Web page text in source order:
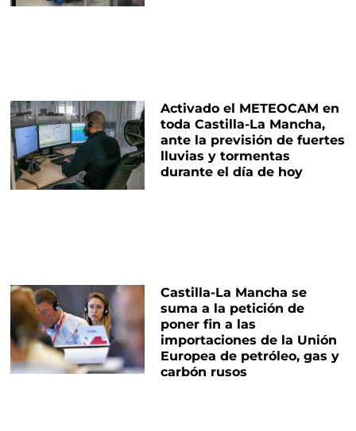
Activado el METEOCAM en
toda Castilla-La Mancha,
ante la previsión de fuertes
lluvias y tormentas
durante el día de hoy
Castilla-La Mancha se
suma a la petición de
poner fin a las
importaciones de la Unión
Europea de petróleo, gas y
carbón rusos